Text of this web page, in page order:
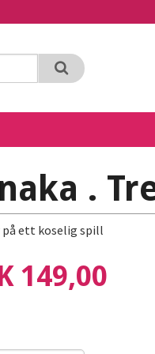
.
ett koselig spill
149,00